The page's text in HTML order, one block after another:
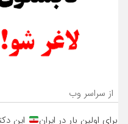
از سراسر وب
برای اولین بار در ایران
این